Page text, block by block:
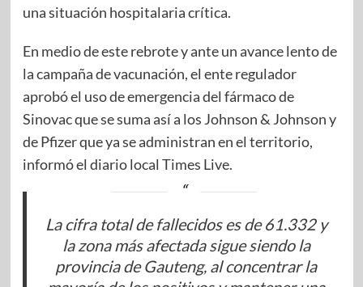
una situación hospitalaria crítica.
En medio de este rebrote y ante un avance lento de
la campaña de vacunación, el ente regulador
aprobó el uso de emergencia del fármaco de
Sinovac que se suma así a los Johnson & Johnson y
de Pfizer que ya se administran en el territorio,
informó el diario local Times Live.
La cifra total de fallecidos es de 61.332 y
la zona más afectada sigue siendo la
provincia de Gauteng, al concentrar la